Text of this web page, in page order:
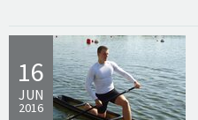
16
JUN
2016